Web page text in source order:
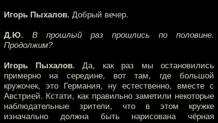
Игорь Пыхалов. Добрый вечер.
Д.Ю. В прошлый раз прошлись по половине.
Продолжим?
Игорь Пыхалов. Да, как раз мы остановились
примерно на середине, вот там, где большой
кружочек, это Германия, ну естественно, вместе с
Австрией. Кстати, как правильно заметили некоторые
наблюдательные зрители, что в этом кружке
изначально должна быть нарисована чёрная